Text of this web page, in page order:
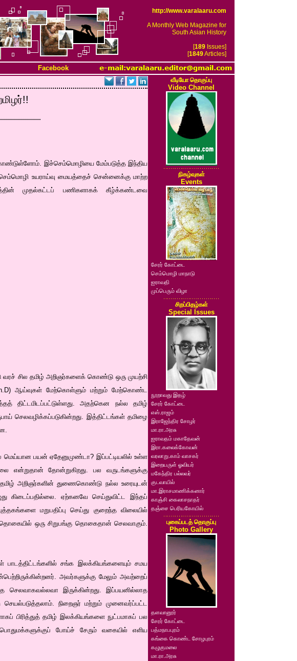
http://www.varalaaru.com
A Monthly Web Magazine for
South Asian History
[189Issues]
[1849Articles]
Facebook
கொண்டுள்ளோம். இச்செம்மொழியை மேம்படுத்த இந்திய
செம்மொழி உயராய்வு மையத்தைச் சென்னைக்கு மாற்ற
முதல்கட்டப் பணிகளாகக் கீழ்க்கண்டவை
சில தமிழ் அறிஞர்களைக் கொண்டு ஒரு முயற்சி
Ph.D) ஆய்வுகள் மேற்கொள்ளும் மற்றும் மேற்கொண்ட
திட்டமிடப்பட்டுள்ளது. அதற்கென நல்ல தமிழ்
செலவழிக்கப்படுகின்றது. இத்திட்டங்கள் தமிழை
மெய்யான பயன் ஏதேனுமுண்டா? இப்பட்டியலில் உள்ள
என்றுதான் தோன்றுகிறது. பல வருடங்களுக்கு
தமிழ் அறிஞர்களின் துணைகொண்டு நல்ல உரையுடன்
கிடைப்பதில்லை. ஏற்கனவே செய்துவிட்ட இந்தப்
மறுபதிப்பு செய்து குறைந்த விலையில்
ஒரு சிறுபங்கு தொகைதான் செலவாகும்.
சங்க இலக்கியங்களையும் சமய
அவர்களுக்கு மேலும் அவற்றைப்
செலவாகவல்லவா இருக்கின்றது. இப்பயனில்லாத
செயல்படுத்தலாம். நிறைஞர் மற்றும் முனைவர்ப்பட்ட
பிரித்துத் தமிழ் இலக்கியங்களை நுட்பமாகப் பல
போய்ச் சேரும் வகையில் எளிய
வீடியோ தொகுப்பு
Video Channel
நிகழ்வுகள்
Events
சேரர் கோட்டை
செம்மொழி மாநாடு
ஐராவதி
முப்பெரும் விழா
சிறப்பிதழ்கள்
Special Issues
நூறாவது இதழ்
சேரர் கோட்டை
எஸ்.ராஜம்
இராஜேந்திர சோழர்
மா.ரா.அரசு
ஐராவதம் மகாதேவன்
இரா.கலைக்கோவன்
வரலாறு.காம் வாசகர்
இறையருள் ஓவியர்
மகேந்திர பல்லவர்
குடவாயில்
மா.இராசமாணிக்கனார்
காஞ்சி கைலாசநாதர்
தஞ்சை பெரியகோயில்
புகைப்படத் தொகுப்பு
Photo Gallery
தளவானூர்
சேரர் கோட்டை
பத்மநாபபுரம்
கங்கை கொண்ட சோழபுரம்
கழுகுமலை
மா.ரா.அரசு